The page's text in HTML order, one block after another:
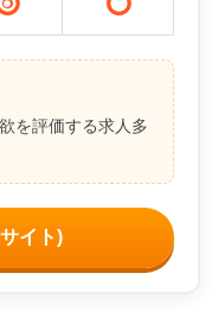
を評価する求人多
イト)